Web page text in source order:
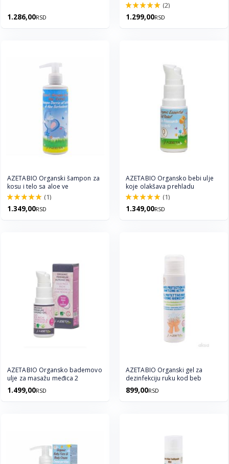
1.286,00RSD
100.0%
(2)
1.299,00RSD
AZETABIO Organski šampon za
kosu i telo sa aloe ve
100.0%
(1)
1.349,00RSD
AZETABIO Organsko bebi ulje
koje olakšava prehladu
100.0%
(1)
1.349,00RSD
AZETABIO Organsko bademovo
ulje za masažu međica 2
1.499,00RSD
AZETABIO Organski gel za
dezinfekciju ruku kod beb
899,00RSD